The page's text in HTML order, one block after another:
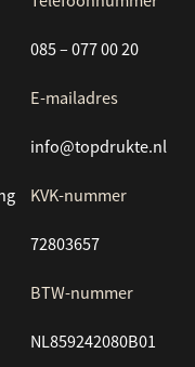
085 – 077 00 20
E-mailadres
info@topdrukte.nl
KVK-nummer
72803657
BTW-nummer
NL859242080B01